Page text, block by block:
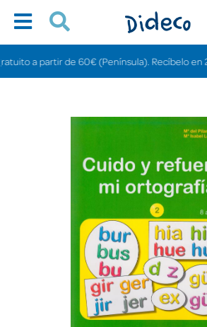
a partir de 60€ (Península). Recíbelo en 24/